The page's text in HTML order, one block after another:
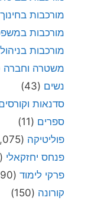
מורכבות בחינוך
מורכבות
מורכבות בניהול
משטרה וחברה
נשים (43)
סדנאות
ספרים (11)
פוליטיקה (1,075)
פנחס יחזקאלי (1,988)
פרקי לימוד (90)
קורונה (150)